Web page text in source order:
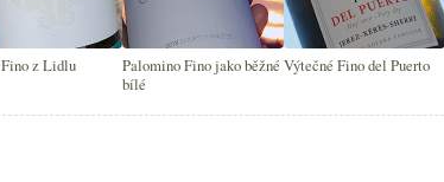
Fino z Lidlu
Palomino Fino jako běžné
bílé
Výtečné Fino del Puerto